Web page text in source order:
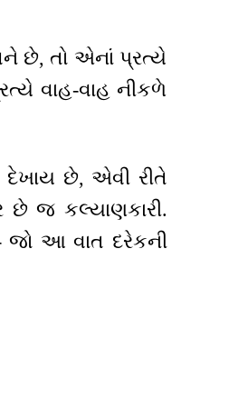
છે, તો એનાં પ્રત્યે
વાહ-વાહ નીકળે
છે, એવી રીતે
છે જ કલ્યાણકારી.
આ વાત દરેકની